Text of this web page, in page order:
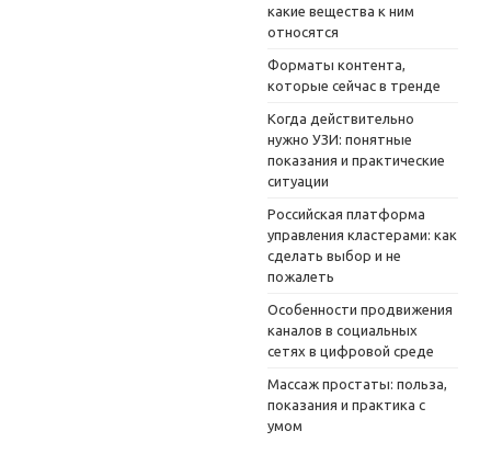
какие вещества к ним
относятся
Форматы контента,
которые сейчас в тренде
Когда действительно
нужно УЗИ: понятные
показания и практические
ситуации
Российская платформа
управления кластерами: как
сделать выбор и не
пожалеть
Особенности продвижения
каналов в социальных
сетях в цифровой среде
Массаж простаты: польза,
показания и практика с
умом